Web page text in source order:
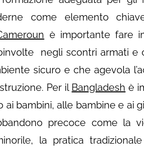
come elemento
è importante fare
negli scontri armati e
sicuro e che agevola
Per il Bangladesh è
bambini, alle bambine e ai
precoce come la
la pratica